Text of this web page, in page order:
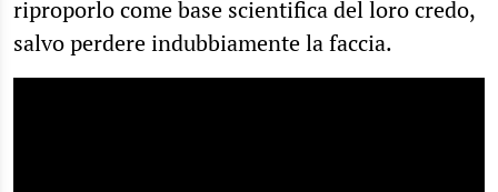
riproporlo come base scientifica del loro credo,
salvo perdere indubbiamente la faccia.